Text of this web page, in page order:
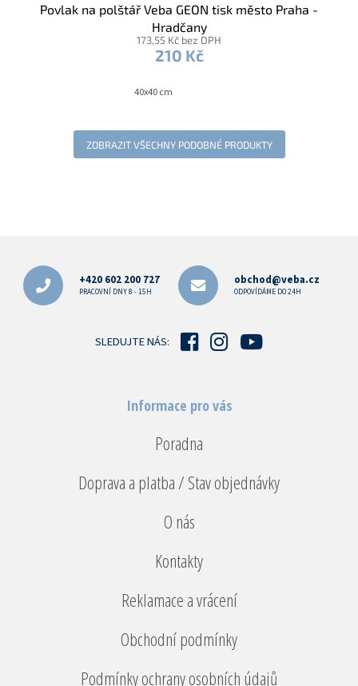
Povlak na polštář Veba GEON tisk město Praha -
Hradčany
173,55 Kč bez DPH
210 Kč
40x40 cm
ZOBRAZIT VŠECHNY PODOBNÉ PRODUKTY
+420 602 200 727
PRACOVNÍ DNY 8 - 15H
obchod@veba.cz
ODPOVÍDÁME DO 24H
SLEDUJTE NÁS:
Informace pro vás
Poradna
Doprava a platba / Stav objednávky
O nás
Kontakty
Reklamace a vrácení
Obchodní podmínky
Podmínky ochrany osobních údajů